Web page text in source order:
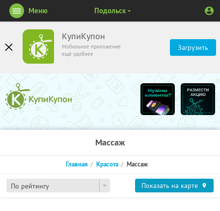
КупиКупон
Мобильное приложение
ещё удобнее
Загрузить
Меню Подольск
Массаж
По рейтингу
Главная Красота Массаж
Показать на карте